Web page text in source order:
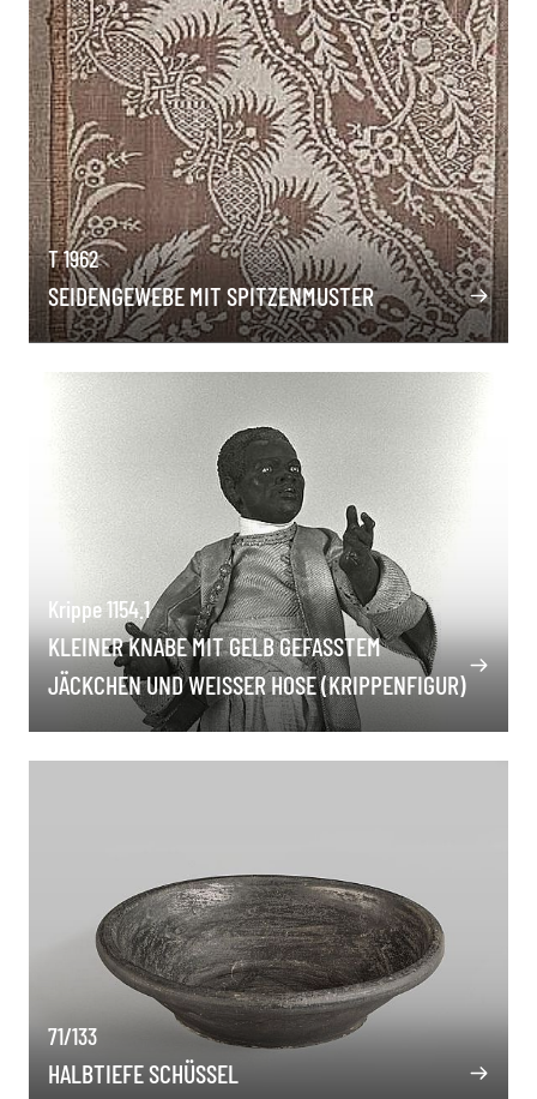
T 1962
SEIDENGEWEBE MIT SPITZENMUSTER
Krippe 1154.1
KLEINER KNABE MIT GELB GEFASSTEM J
ÄCKCHEN UND WEISSER HOSE (KRIPPENFIGUR)
71/133
HALBTIEFE SCHÜSSEL